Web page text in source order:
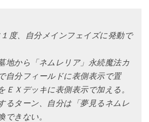
度、自分メインフェイズに発動で
地から「ネムレリア」永続魔法カ
自分フィールドに表側表示で置
ＥＸデッキに表側表示で加える。
るターン、自分は「夢見るネムレ
できない。